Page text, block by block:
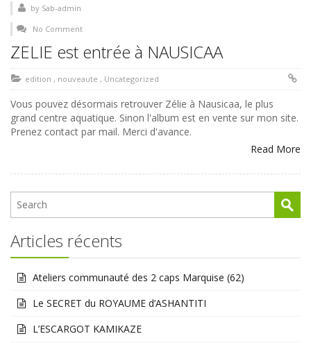
by Sab-admin
No Comment
ZELIE est entrée à NAUSICAA
edition , nouveaute , Uncategorized
Vous pouvez désormais retrouver Zélie à Nausicaa, le plus
grand centre aquatique. Sinon l'album est en vente sur mon site.
Prenez contact par mail. Merci d'avance.
Read More
Articles récents
Ateliers communauté des 2 caps Marquise (62)
Le SECRET du ROYAUME d’ASHANTITI
L’ESCARGOT KAMIKAZE